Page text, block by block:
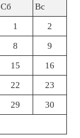
Сб Вс
1 2
8 9
15 16
22 23
29 30